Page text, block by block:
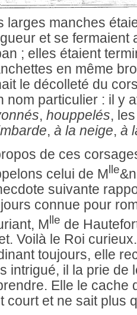
larges manches
et se
; elles étaient
en même
le décolleté du
nom particulier : il y
, houppelés,
, à la neige, à
de ces
celui de M lle
suivante
connue pour
Mlle de
Voilà le Roi
toujours, elle
intrigué, il la prie de
Elle le cache
court et ne sait plus